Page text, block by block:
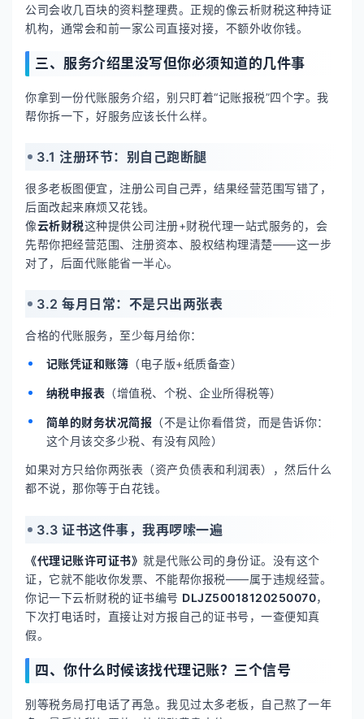
公司会收几百块的资料整理费。正规的像云析财税这种持证
机构，通常会和前一家公司直接对接，不额外收你钱。
三、服务介绍里没写但你必须知道的几件事
你拿到一份代账服务介绍，别只盯着“记账报税”四个字。我
帮你拆一下，好服务应该长什么样。
3.1 注册环节：别自己跑断腿
很多老板图便宜，注册公司自己弄，结果经营范围写错了，
后面改起来麻烦又花钱。
像云析财税这种提供公司注册+财税代理一站式服务的，会
先帮你把经营范围、注册资本、股权结构理清楚——这一步
对了，后面代账能省一半心。
3.2 每月日常：不是只出两张表
合格的代账服务，至少每月给你：
记账凭证和账簿 （电子版+纸质备查）
纳税申报表 （增值税、个税、企业所得税等）
简单的财务状况简报 （不是让你看借贷，而是告诉你：
这个月该交多少税、有没有风险）
如果对方只给你两张表（资产负债表和利润表），然后什么
都不说，那你等于白花钱。
3.3 证书这件事，我再啰嗦一遍
《代理记账许可证书》 就是代账公司的身份证。没有这个
证，它就不能收你发票、不能帮你报税——属于违规经营。
你记一下云析财税的证书编号 DLJZ50018120250070，
下次打电话时，直接让对方报自己的证书号，一查便知真
假。
四、你什么时候该找代理记账？三个信号
别等税务局打电话了再急。我见过太多老板，自己熬了一年